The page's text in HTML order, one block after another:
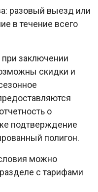
разовый выезд или
в течение всего
заключении
скидки и
о
подтверждение
полигон.​
можно
с тарифами